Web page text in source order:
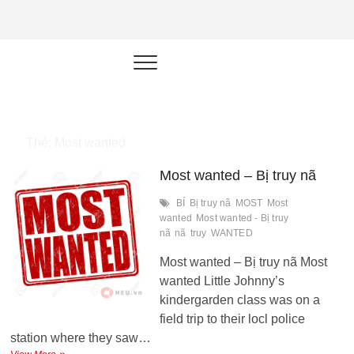
nhân trong
thời đại AI
Most wanted – Bị truy nã
BÍ Bị truy nã MOST Most
wanted
Most wanted - Bị truy
nã nã truy WANTED
Most wanted – Bị truy nã Most
wanted Little Johnny’s
kindergarden class was on a
field trip to their locl police
station where they saw…